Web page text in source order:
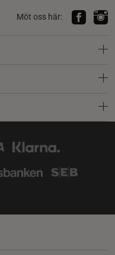
Möt oss här: